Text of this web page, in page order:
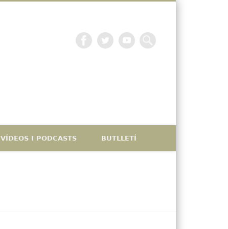
La petjada catalana
VÍDEOS I PODCASTS BUTLLETÍ